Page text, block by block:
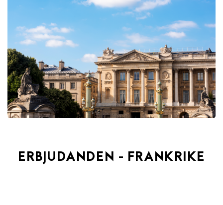
ERBJUDANDEN - FRANKRIKE